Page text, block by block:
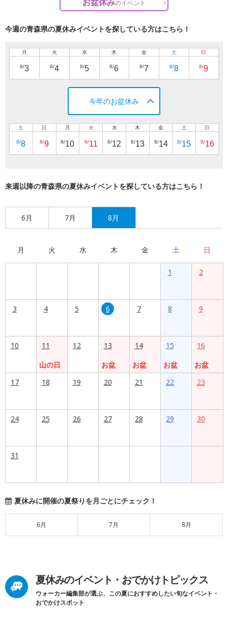
のイベント
今週の青森県の夏休みイベントを探している方はこちら！
月
8/3
火
8/4
水
8/5
木
8/6
金
8/7
土
8/8
日
8/9
今年のお盆休み
土
8/8
日
8/9
月
8/10
火
8/11
水
8/12
木
8/13
金
8/14
土
8/15
日
8/16
来週以降の青森県の夏休みイベントを探している方はこちら！
6月 7月 8月
月 火 水 木 金 土 日
1 2
3 4 5 6 7 8 9
10
11
山の日
12
13
お盆
14
お盆
15
お盆
16
お盆
17
18 19 20 21 22 23
24 25 26 27 28 29 30
31
夏休みに開催の夏祭りを月ごとにチェック！
6月 7月 8月
夏休みのイベント・おでかけトピックス
ウォーカー編集部が選ぶ、この夏におすすめしたい旬なイベント・
おでかけスポット